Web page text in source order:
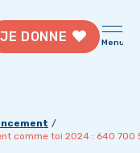
JE DONNE Menu
comme toi 2024 : 640 700